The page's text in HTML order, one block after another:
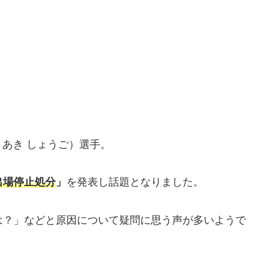
き しょうご）選手。
停止処分」 を発表し話題となりました。
」などと原因について疑問に思う声が多いようで